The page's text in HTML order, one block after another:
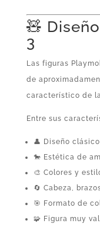
🧸
3
Las figuras
de
característico de
Entre sus
👤 Diseño
🐎 Estética de
🎨 Colores y
🔄 Cabeza,
🎯 Formato de
🧩 Figura muy